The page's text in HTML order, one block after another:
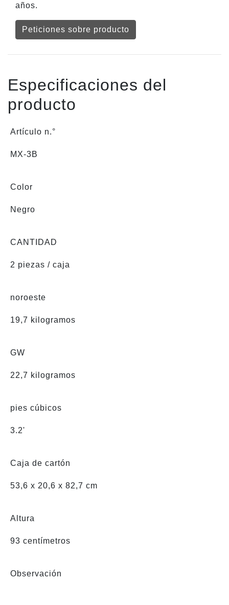
años.
Peticiones sobre producto
Especificaciones del
producto
Artículo n.°
MX-3B
Color
Negro
CANTIDAD
2 piezas / caja
noroeste
19,7 kilogramos
GW
22,7 kilogramos
pies cúbicos
3.2'
Caja de cartón
53,6 x 20,6 x 82,7 cm
Altura
93 centímetros
Observación